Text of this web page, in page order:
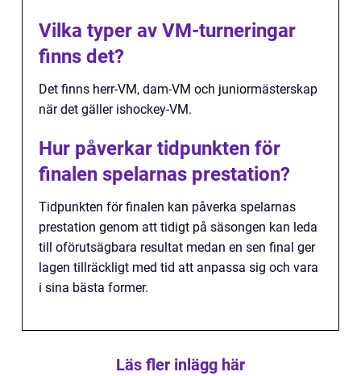
Vilka typer av VM-turneringar
finns det?
Det finns herr-VM, dam-VM och juniormästerskap
när det gäller ishockey-VM.
Hur påverkar tidpunkten för
finalen spelarnas prestation?
Tidpunkten för finalen kan påverka spelarnas
prestation genom att tidigt på säsongen kan leda
till oförutsägbara resultat medan en sen final ger
lagen tillräckligt med tid att anpassa sig och vara
i sina bästa former.
Läs fler inlägg här